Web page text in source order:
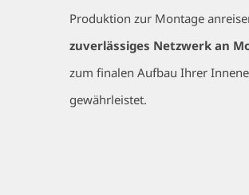
Produktion zur Montage
zuverlässiges Netzwerk an
zum finalen Aufbau Ihrer
gewährleistet.